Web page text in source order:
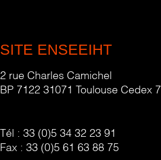
SITE ENSEEIHT
2 rue Charles Camichel
BP 7122 31071 Toulouse Cedex 7
Tél : 33 (0)5 34 32 23 91
Fax : 33 (0)5 61 63 88 75